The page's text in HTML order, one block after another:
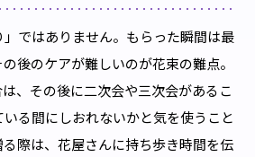
ではありません。もらった瞬間は最
後のケアが難しいのが花束の難点。
、その後に二次会や三次会があるこ
る間にしおれないかと気を使うこと
際は、花屋さんに持ち歩き時間を伝